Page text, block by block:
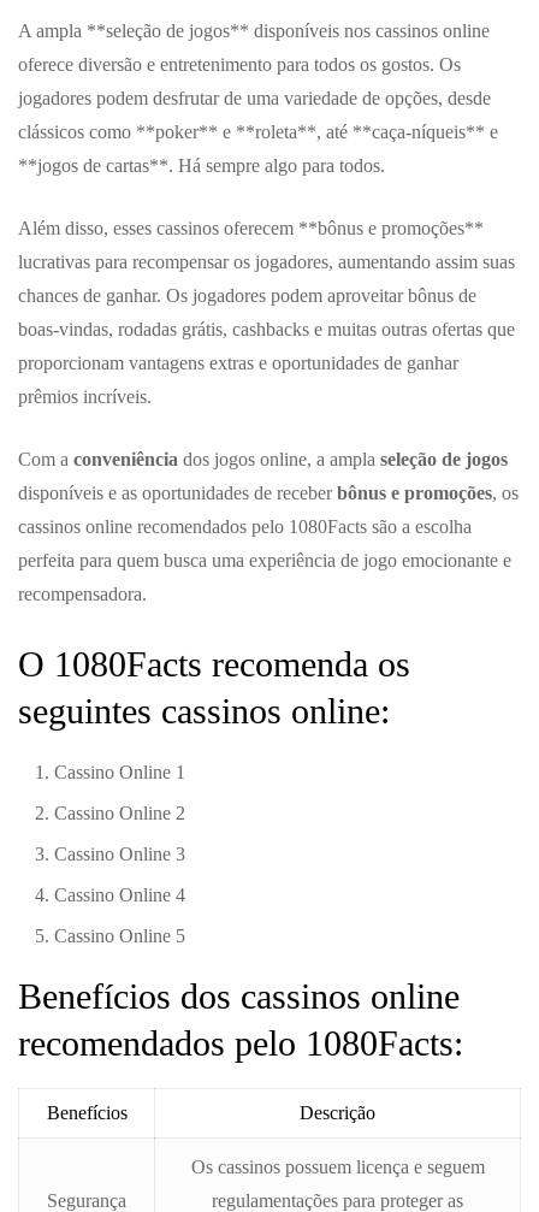
A ampla **seleção de jogos** disponíveis nos cassinos online
oferece diversão e entretenimento para todos os gostos. Os
jogadores podem desfrutar de uma variedade de opções, desde
clássicos como **poker** e **roleta**, até **caça-níqueis** e
**jogos de cartas**. Há sempre algo para todos.
Além disso, esses cassinos oferecem **bônus e promoções**
lucrativas para recompensar os jogadores, aumentando assim suas
chances de ganhar. Os jogadores podem aproveitar bônus de
boas-vindas, rodadas grátis, cashbacks e muitas outras ofertas que
proporcionam vantagens extras e oportunidades de ganhar
prêmios incríveis.
Com a conveniência dos jogos online, a ampla seleção de jogos
disponíveis e as oportunidades de receberbônus e promoções, os
cassinos online recomendados pelo 1080Facts são a escolha
perfeita para quem busca uma experiência de jogo emocionante e
recompensadora.
O 1080Facts recomenda os
seguintes cassinos online:
Cassino Online 1
Cassino Online 2
Cassino Online 3
Cassino Online 4
Cassino Online 5
Benefícios dos cassinos online
recomendados pelo 1080Facts:
Benefícios Descrição
Segurança
Os cassinos possuem licença e seguem
regulamentações para proteger as